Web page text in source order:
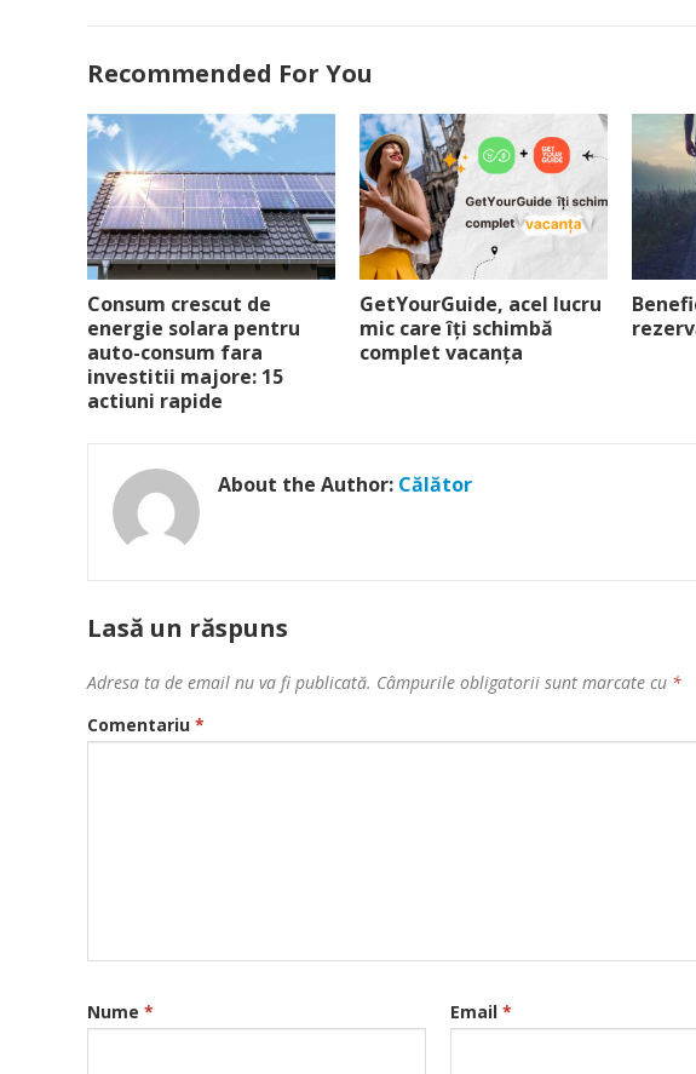
Recommended For You
Consum crescut de
energie solara pentru
auto-consum fara
investitii majore: 15
actiuni rapide
GetYourGuide, acel lucru
mic care îți schimbă
complet vacanța
About the Author: Călător
Lasă un răspuns
Adresa ta de email nu va fi publicată. Câmpurile obligatorii sunt marcate cu *
Comentariu *
Nume * Email *